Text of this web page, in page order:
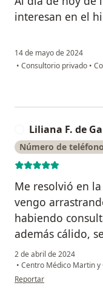
interesan en el
14 de mayo de 2024
• Consultorio privado •
Liliana F. de
Número de
Me resolvió en
vengo
habiendo
además cálido,
2 de abril de 2024
• Centro Médico Martin y
en opinión del usuario
Reportar